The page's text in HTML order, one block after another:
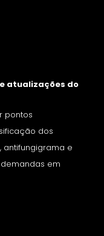
atualizações do
pontos
dos
antifungigrama e
em